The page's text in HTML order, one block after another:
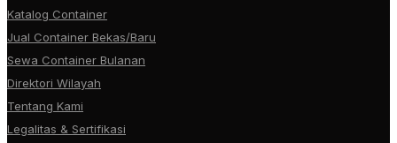
Katalog Container
Jual Container Bekas/Baru
Sewa Container Bulanan
Direktori Wilayah
Tentang Kami
Legalitas & Sertifikasi